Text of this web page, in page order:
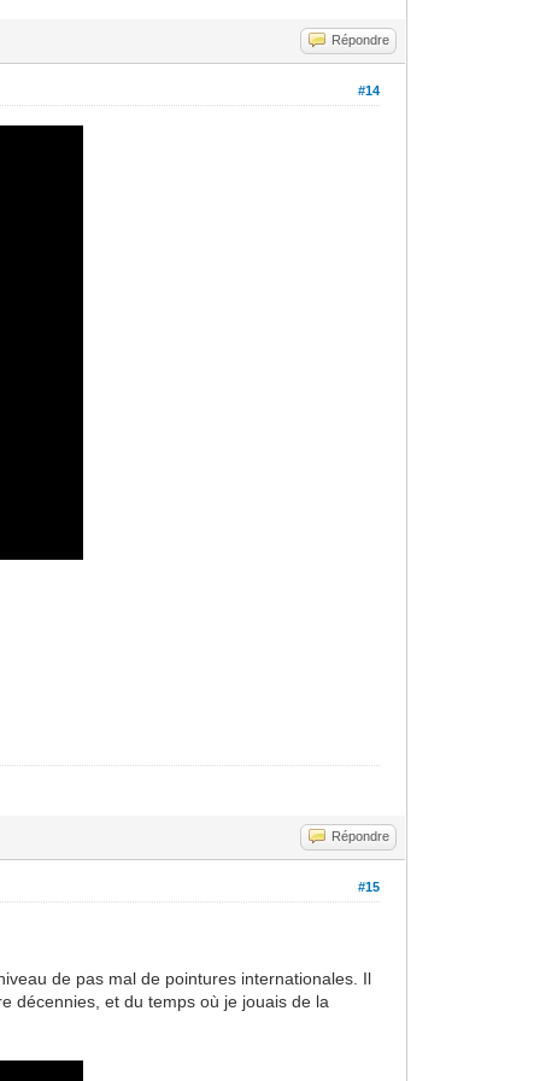
Répondre
#14
Répondre
#15
de pas mal de pointures internationales. Il
décennies, et du temps où je jouais de la